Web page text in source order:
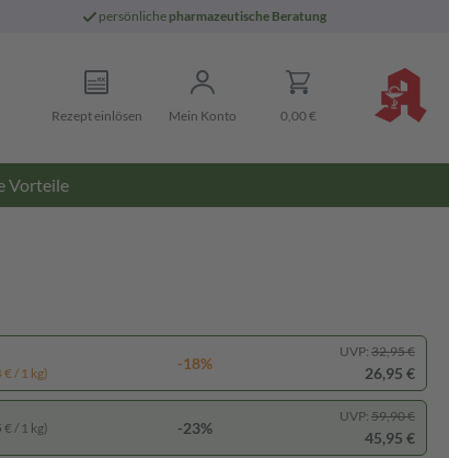
persönliche pharmazeutische Beratung
Rezept einlösen Mein Konto 0,00 €
Vorteile
/ 1 kg)
-18%
UVP: 32,95 €
26,95 €
/ 1 kg) -23%
UVP: 59,90 €
45,95 €